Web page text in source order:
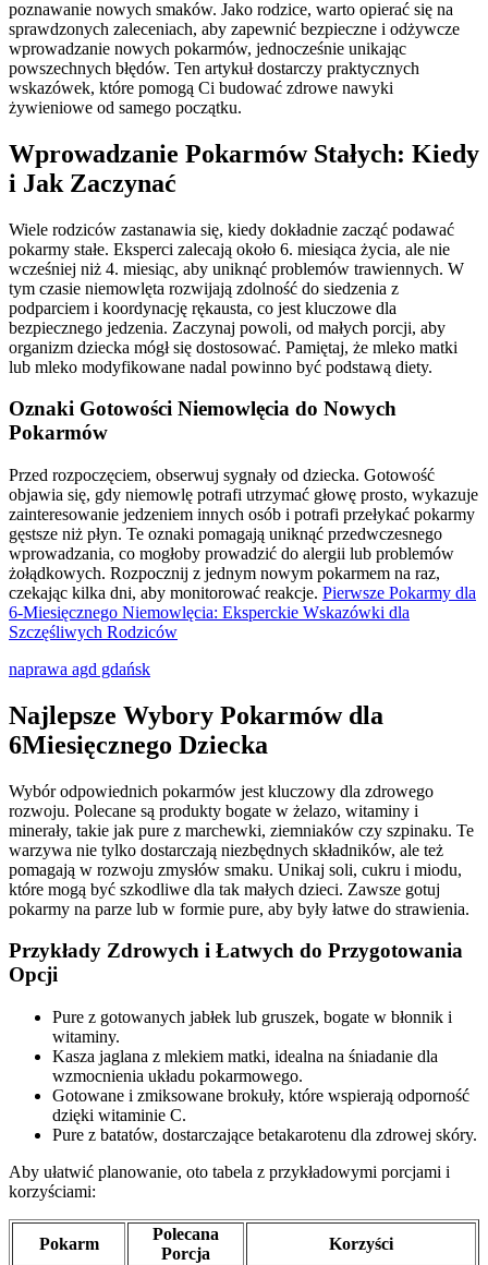
poznawanie nowych smaków. Jako rodzice, warto opierać się na
sprawdzonych zaleceniach, aby zapewnić bezpieczne i odżywcze
wprowadzanie nowych pokarmów, jednocześnie unikając
powszechnych błędów. Ten artykuł dostarczy praktycznych
wskazówek, które pomogą Ci budować zdrowe nawyki
żywieniowe od samego początku.
Wprowadzanie Pokarmów Stałych: Kiedy
i Jak Zaczynać
Wiele rodziców zastanawia się, kiedy dokładnie zacząć podawać
pokarmy stałe. Eksperci zalecają około 6. miesiąca życia, ale nie
wcześniej niż 4. miesiąc, aby uniknąć problemów trawiennych. W
tym czasie niemowlęta rozwijają zdolność do siedzenia z
podparciem i koordynację rękausta, co jest kluczowe dla
bezpiecznego jedzenia. Zaczynaj powoli, od małych porcji, aby
organizm dziecka mógł się dostosować. Pamiętaj, że mleko matki
lub mleko modyfikowane nadal powinno być podstawą diety.
Oznaki Gotowości Niemowlęcia do Nowych
Pokarmów
Przed rozpoczęciem, obserwuj sygnały od dziecka. Gotowość
objawia się, gdy niemowlę potrafi utrzymać głowę prosto, wykazuje
zainteresowanie jedzeniem innych osób i potrafi przełykać pokarmy
gęstsze niż płyn. Te oznaki pomagają uniknąć przedwczesnego
wprowadzania, co mogłoby prowadzić do alergii lub problemów
żołądkowych. Rozpocznij z jednym nowym pokarmem na raz,
czekając kilka dni, aby monitorować reakcje. Pierwsze Pokarmy dla
6-Miesięcznego Niemowlęcia: Eksperckie Wskazówki dla
Szczęśliwych Rodziców
naprawa agd gdańsk
Najlepsze Wybory Pokarmów dla
6Miesięcznego Dziecka
Wybór odpowiednich pokarmów jest kluczowy dla zdrowego
rozwoju. Polecane są produkty bogate w żelazo, witaminy i
minerały, takie jak pure z marchewki, ziemniaków czy szpinaku. Te
warzywa nie tylko dostarczają niezbędnych składników, ale też
pomagają w rozwoju zmysłów smaku. Unikaj soli, cukru i miodu,
które mogą być szkodliwe dla tak małych dzieci. Zawsze gotuj
pokarmy na parze lub w formie pure, aby były łatwe do strawienia.
Przykłady Zdrowych i Łatwych do Przygotowania
Opcji
Pure z gotowanych jabłek lub gruszek, bogate w błonnik i
witaminy.
Kasza jaglana z mlekiem matki, idealna na śniadanie dla
wzmocnienia układu pokarmowego.
Gotowane i zmiksowane brokuły, które wspierają odporność
dzięki witaminie C.
Pure z batatów, dostarczające betakarotenu dla zdrowej skóry.
Aby ułatwić planowanie, oto tabela z przykładowymi porcjami i
korzyściami:
Pokarm
Polecana
Porcja
Korzyści